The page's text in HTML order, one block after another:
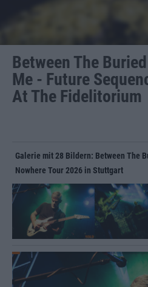
Between The
Me - Future
At The Fidelitorium
Galerie mit 28 Bildern: Between The
Nowhere Tour 2026 in Stuttgart